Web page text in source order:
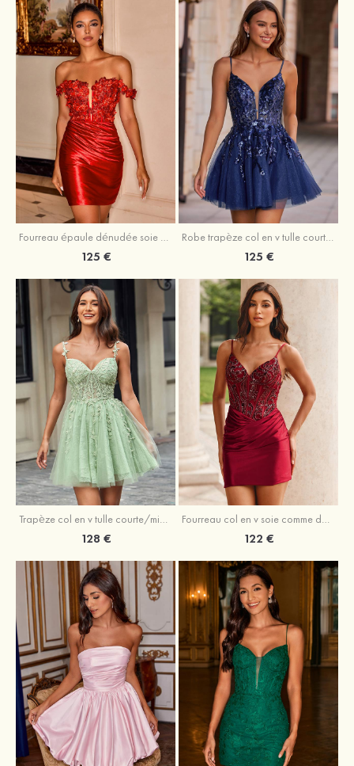
Fourreau épaule dénudée soie comme du satin courte/mini robe de fête de la rentrée
125 €
Robe trapèze col en v tulle courte/mini robe de fête de la rentrée avec poches paillettes
125 €
Trapèze col en v tulle courte/mini robe de fête de la rentrée avec perles
128 €
Fourreau col en v soie comme du satin courte/mini robe de fête de la rentrée avec paillettes
122 €